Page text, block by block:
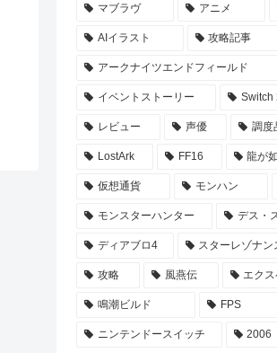
マブラヴ アニメ
AIイラスト 攻略記事
アークナイツエンドフィールド
イベントストーリー Switch
レビュー 声優 調度
LostArk FF16 龍が
仮想通貨 モンハン
モンスターハンター デス・
ディアブロ4 スターレゾナン
攻略 風燕伝 エク
鳴潮ビルド FPS
ニンテンドースイッチ 2006